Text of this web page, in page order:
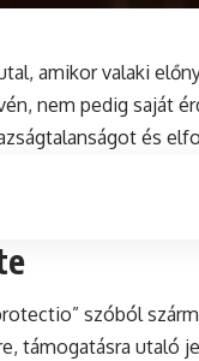
amikor valaki
nem pedig saját
és
szóból
támogatásra utaló